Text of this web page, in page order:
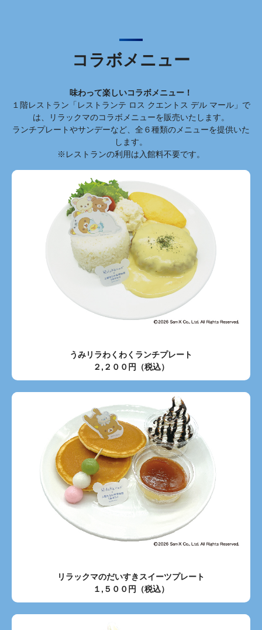
コラボメニュー
味わって楽しいコラボメニュー！
１階レストラン「レストランテ ロス クエントス デル マール」で
は、リラックマのコラボメニューを販売いたします。
ランチプレートやサンデーなど、全６種類のメニューを提供いた
します。
※レストランの利用は入館料不要です。
うみリラわくわくランチプレート
２,２００円（税込）
リラックマのだいすきスイーツプレート
１,５００円（税込）